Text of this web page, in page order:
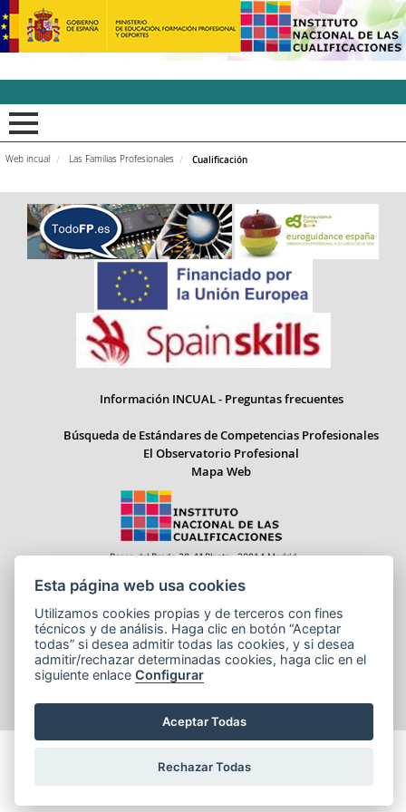
INCUAl - Instituto
Web incual Las Familias Profesionales Cualificación
Información INCUAL - Preguntas frecuentes
Búsqueda de Estándares de Competencias Profesionales
El Observatorio Profesional
Mapa Web
Paseo del Prado 28, 1ª Planta - 28014 Madrid
Aviso legal Accesibilidad Cookies
© Ministerio de Educación, Formación Profesional y Deportes
Esta página web usa cookies
Utilizamos cookies propias y de terceros con fines
técnicos y de análisis. Haga clic en botón “Aceptar
todas” si desea admitir todas las cookies, y si desea
admitir/rechazar determinadas cookies, haga clic en el
siguiente enlaceConfigurar
Aceptar Todas
Rechazar Todas